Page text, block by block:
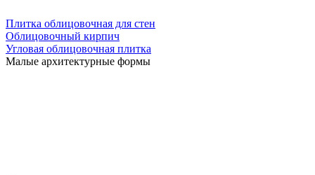
Плитка облицовочная для стен
Облицовочный кирпич
Угловая облицовочная плитка
Малые архитектурные формы